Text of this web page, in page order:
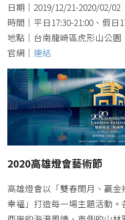
日期｜2019/12/21-2020/02/02
時間｜平日17:30-21:00、假日
地點｜台南龍崎區虎形山公園
官網｜ 連結
2020高雄燈會藝術節
高雄燈會以「雙春閏月、贏
幸福」打造每一場主題活動